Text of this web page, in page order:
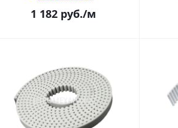
1 182 руб./м